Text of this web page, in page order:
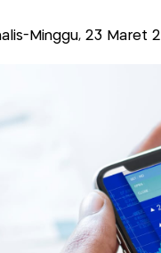
Minggu, 23 Maret